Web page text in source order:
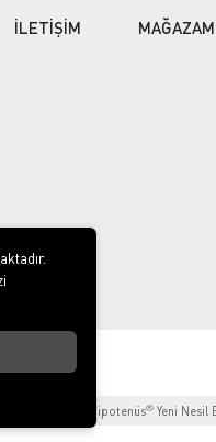
İLETİŞİM
Hipotenüs® Yeni Nesil